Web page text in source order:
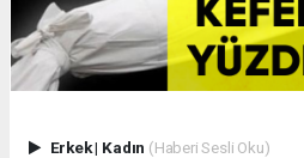
Erkek| Kadın (Haberi Sesli Oku)